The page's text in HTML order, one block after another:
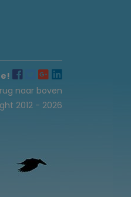
naar boven
2012 - 2026